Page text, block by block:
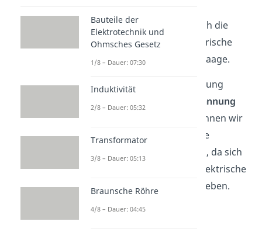
Geschwindigkeit halten sich die
Lorentzkraftund die elektrische
Kraft auf eine Ladung in Waage.
Diese Ladungsträgertrennung
Induktionsspannung
. Die Spannung berechnen wir
für den Fall, dass sich keine
Elektronen mehr bewegen, da sich
die Lorentzkraft und die elektrische
Feldkraft gegenseitig aufheben.
Bauteile der
Elektrotechnik und
Ohmsches Gesetz
1/8 – Dauer: 07:30
Induktivität
2/8 – Dauer: 05:32
Transformator
3/8 – Dauer: 05:13
Braunsche Röhre
4/8 – Dauer: 04:45